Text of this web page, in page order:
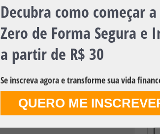
Decubra como começar
Zero de Forma Segura e
a partir de R$ 30
Se inscreva agora e transforme sua vida
QUERO ME